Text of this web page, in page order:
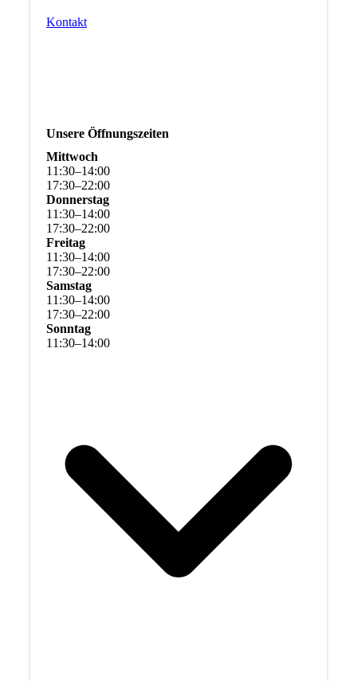
Kontakt
Unsere Öffnungszeiten
Mittwoch
11:30–14:00
17:30–22:00
Donnerstag
11:30–14:00
17:30–22:00
Freitag
11:30–14:00
17:30–22:00
Samstag
11:30–14:00
17:30–22:00
Sonntag
11:30–14:00